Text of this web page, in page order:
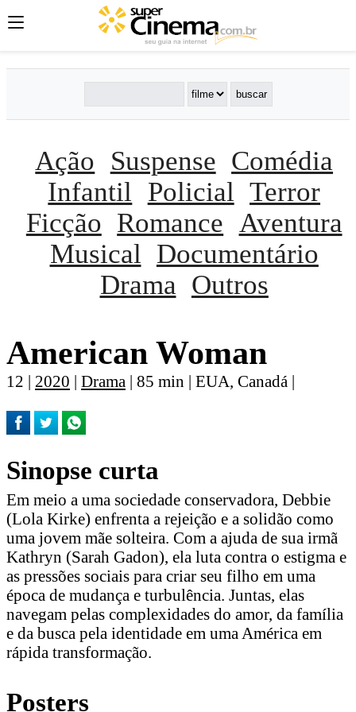
Ação Suspense Comédia
Infantil
Policial Terror
Ficção Romance Aventura
Musical
Documentário
Drama Outros
American Woman
12 | 2020 | Drama | 85 min | EUA, Canadá |
Sinopse curta
Em meio a uma sociedade conservadora, Debbie
(Lola Kirke) enfrenta a rejeição e a solidão como
uma jovem mãe solteira. Com a ajuda de sua irmã
Kathryn (Sarah Gadon), ela luta contra o estigma e
as pressões sociais para criar seu filho em uma
época de mudança e turbulência. Juntas, elas
navegam pelas complexidades do amor, da família
e da busca pela identidade em uma América em
rápida transformação.
Posters